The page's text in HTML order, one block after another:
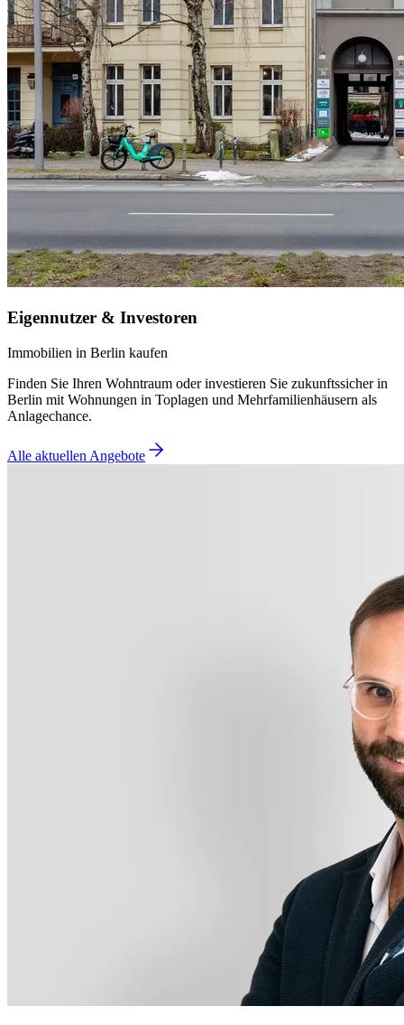
Eigennutzer & Investoren
Immobilien in Berlin kaufen
Finden Sie Ihren Wohntraum oder investieren Sie zukunftssicher in
Berlin mit Wohnungen in Toplagen und Mehrfamilienhäusern als
Anlagechance.
Alle aktuellen Angebote